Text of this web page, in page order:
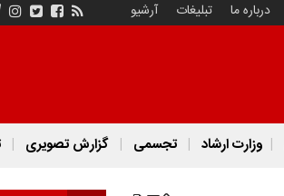
درباره ما تبلیغات آرشیو
وزارت ارشاد تجسمی گزارش تصویری